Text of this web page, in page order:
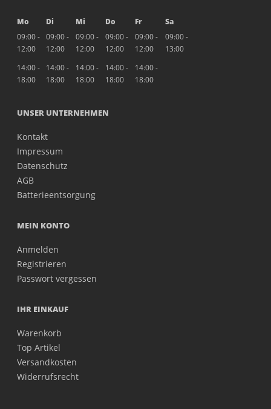
Mo Di Mi Do Fr
Sa
09:00 -
12:00
09:00 -
12:00
09:00 -
12:00
09:00 -
12:00
09:00 -
12:00
09:00 -
13:00
14:00 -
18:00
14:00 -
18:00
14:00 -
18:00
14:00 -
18:00
14:00 -
18:00
UNSER UNTERNEHMEN
Kontakt
Impressum
Datenschutz
AGB
Batterieentsorgung
MEIN KONTO
Anmelden
Registrieren
Passwort vergessen
IHR EINKAUF
Warenkorb
Top Artikel
Versandkosten
Widerrufsrecht